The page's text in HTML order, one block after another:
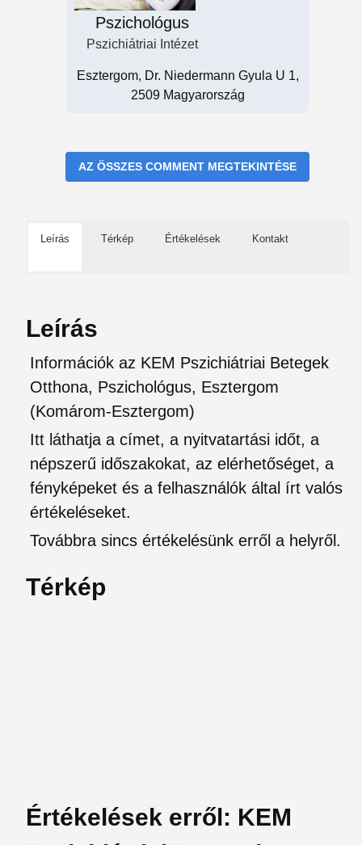
Pszichológus
Pszichiátriai Intézet
Esztergom, Dr. Niedermann Gyula U 1,
2509 Magyarország
AZ ÖSSZES COMMENT MEGTEKINTÉSE
Leírás Térkép Értékelések Kontakt
Leírás
Információk az KEM Pszichiátriai Betegek
Otthona, Pszichológus, Esztergom
(Komárom-Esztergom)
Itt láthatja a címet, a nyitvatartási időt, a
népszerű időszakokat, az elérhetőséget, a
fényképeket és a felhasználók által írt valós
értékeléseket.
Továbbra sincs értékelésünk erről a helyről.
Térkép
Értékelések erről: KEM